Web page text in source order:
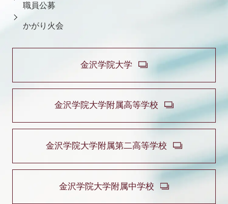
職員公募
かがり火会
金沢学院大学
金沢学院大学附属高等学校
金沢学院大学附属第二高等学校
金沢学院大学附属中学校